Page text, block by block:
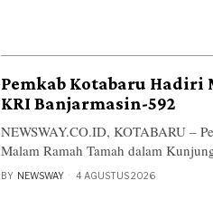
Pemkab Kotabaru Hadiri
KRI Banjarmasin-592
NEWSWAY.CO.ID, KOTABARU –
Malam Ramah Tamah dalam
BY NEWSWAY 4 AGUSTUS 2026